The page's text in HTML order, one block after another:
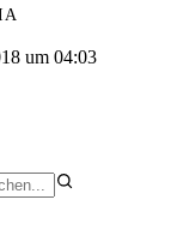
um 04:03